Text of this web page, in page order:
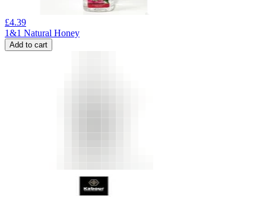
£4.39
1&1 Natural Honey
Add to cart